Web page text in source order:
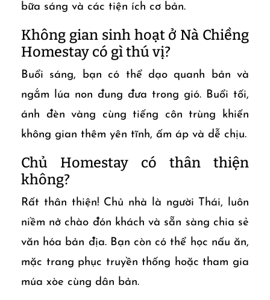
bữa sáng và các tiện ích cơ bản.
Không gian sinh hoạt ở Nà Chiềng
Homestay có gì thú vị?
Buổi sáng, bạn có thể dạo quanh bản và
ngắm lúa non đung đưa trong gió. Buổi tối,
ánh đèn vàng cùng tiếng côn trùng khiến
không gian thêm yên tĩnh, ấm áp và dễ chịu.
Chủ Homestay có thân thiện
không?
Rất thân thiện! Chủ nhà là người Thái, luôn
niềm nở chào đón khách và sẵn sàng chia sẻ
văn hóa bản địa. Bạn còn có thể học nấu ăn,
mặc trang phục truyền thống hoặc tham gia
múa xòe cùng dân bản.